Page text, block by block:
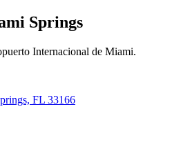
Springs
Internacional de Miami.
FL 33166